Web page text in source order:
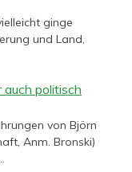
ginge
und Land,
politisch
von Björn
Anm. Bronski)